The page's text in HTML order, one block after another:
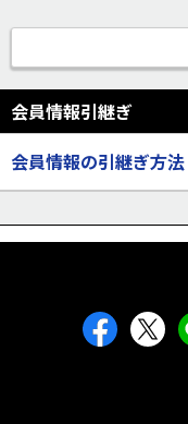
会員情報引継ぎ
会員情報の引継ぎ方法